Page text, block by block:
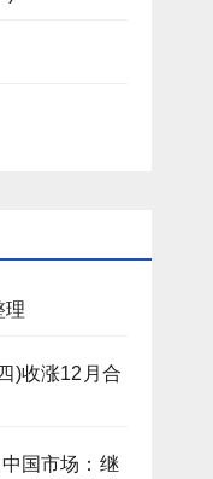
理
)收涨12月合
国市场：继